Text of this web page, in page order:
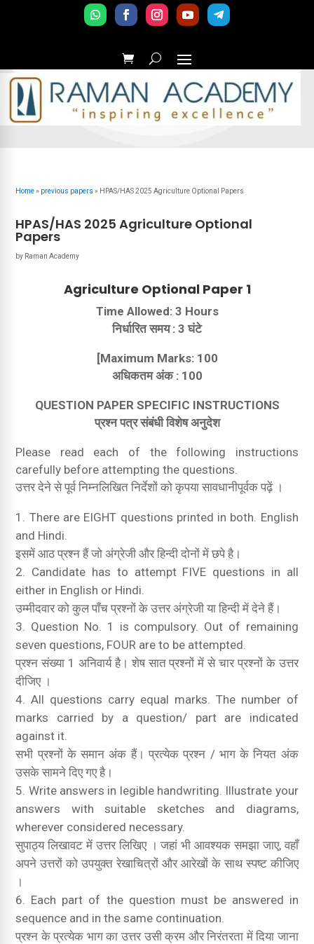
Home» previous papers » HPAS/HAS 2025 Agriculture Optional Papers
HPAS/HAS 2025 Agriculture Optional
Papers
by Raman Academy
Agriculture Optional Paper 1
Time Allowed: 3 Hours
निर्धारित समय : 3 घंटे
[Maximum Marks: 100
अधिकतम अंक : 100
QUESTION PAPER SPECIFIC INSTRUCTIONS
प्रश्न पत्र संबंधी विशेष अनुदेश
Please read each of the following instructions
carefully before attempting the questions.
उत्तर देने से पूर्व निम्नलिखित निर्देशों को कृपया सावधानीपूर्वक पढ़ें ।
There are EIGHT questions printed in both. English
and Hindi.
इसमें आठ प्रश्न हैं जो अंग्रेजी और हिन्दी दोनों में छपे है।
Candidate has to attempt FIVE questions in all
either in English or Hindi.
उम्मीदवार को कुल पाँच प्रश्नों के उत्तर अंग्रेजी या हिन्दी में देने हैं।
Question No. 1 is compulsory. Out of remaining
seven questions, FOUR are to be attempted.
प्रश्न संख्या 1 अनिवार्य है। शेष सात प्रश्नों में से चार प्रश्नों के उत्तर
दीजिए ।
All questions carry equal marks. The number of
marks carried by a question/ part are indicated
against it.
सभी प्रश्नों के समान अंक हैं। प्रत्येक प्रश्न / भाग के नियत अंक
उसके सामने दिए गए है।
Write answers in legible handwriting. Illustrate your
answers with suitable sketches and diagrams,
wherever considered necessary.
सुपाठ्य लिखावट में उत्तर लिखिए । जहां भी आवश्यक समझा जाए, वहाँ
अपने उत्तरों को उपयुक्त रेखाचित्रों और आरेखों के साथ स्पष्ट कीजिए
।
Each part of the question must be answered in
sequence and in the same continuation.
प्रश्न के प्रत्येक भाग का उत्तर उसी क्रम और निरंतरता में दिया जाना